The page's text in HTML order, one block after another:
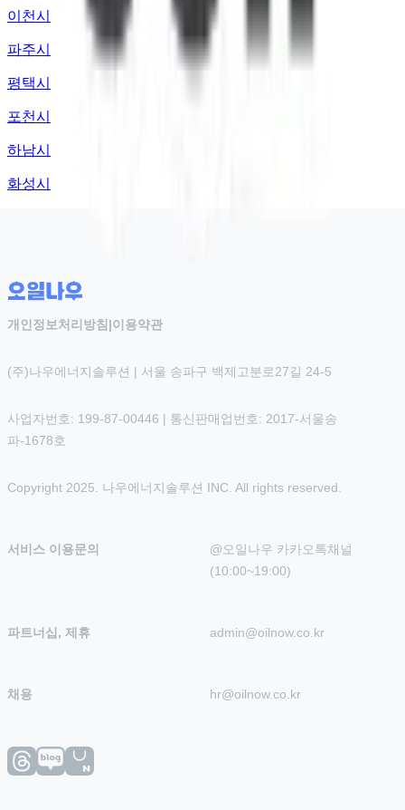
이천시
파주시
평택시
포천시
하남시
화성시
개인정보처리방침 |이용약관
(주)나우에너지솔루션 | 서울 송파구 백제고분로27길 24-5
사업자번호: 199-87-00446 | 통신판매업번호: 2017-서울송
파-1678호
Copyright 2025. 나우에너지솔루션 INC. All rights reserved.
서비스 이용문의
@오일나우 카카오톡채널
(10:00~19:00)
파트너십, 제휴 admin@oilnow.co.kr
채용 hr@oilnow.co.kr